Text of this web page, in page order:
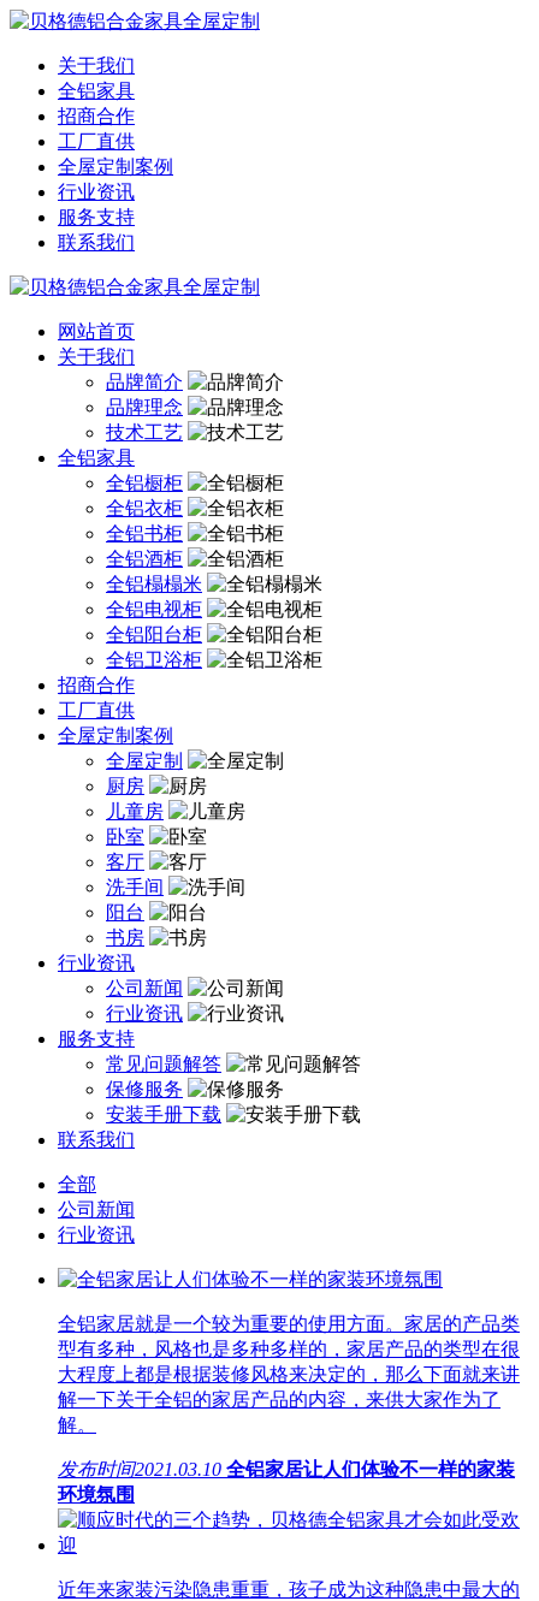
关于我们
全铝家具
招商合作
工厂直供
全屋定制案例
行业资讯
服务支持
联系我们
网站首页
关于我们
品牌简介
品牌理念
技术工艺
全铝家具
全铝橱柜
全铝衣柜
全铝书柜
全铝酒柜
全铝榻榻米
全铝电视柜
全铝阳台柜
全铝卫浴柜
招商合作
工厂直供
全屋定制案例
全屋定制
厨房
儿童房
卧室
客厅
洗手间
阳台
书房
行业资讯
公司新闻
行业资讯
服务支持
常见问题解答
保修服务
安装手册下载
联系我们
全部
公司新闻
行业资讯
全铝家居就是一个较为重要的使用方面。家居的产品类
型有多种，风格也是多种多样的，家居产品的类型在很
大程度上都是根据装修风格来决定的，那么下面就来讲
解一下关于全铝的家居产品的内容，来供大家作为了
解。
发布时间2021.03.10 全铝家居让人们体验不一样的家装
环境氛围
近年来家装污染隐患重重，孩子成为这种隐患中最大的